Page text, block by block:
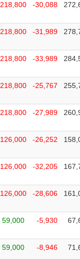
218,800 -30,088
218,800 -31,989
218,800 -33,989
218,800 -25,767
218,800 -27,989
126,000 -26,252
126,000 -32,205
126,000 -28,606
59,000 -5,930
59,000 -8,946